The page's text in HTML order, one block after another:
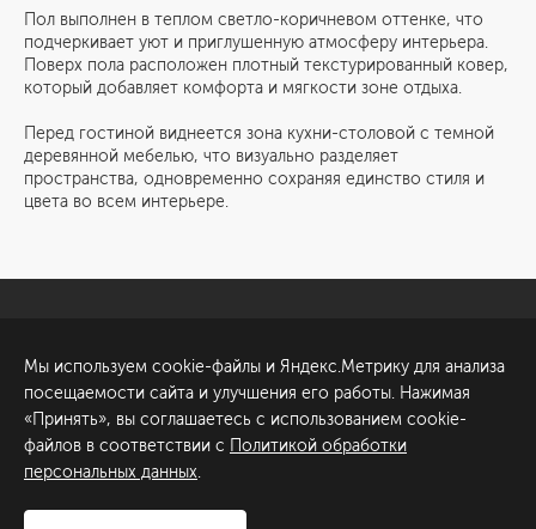
Пол выполнен в теплом светло-коричневом оттенке, что
подчеркивает уют и приглушенную атмосферу интерьера.
Поверх пола расположен плотный текстурированный ковер,
который добавляет комфорта и мягкости зоне отдыха.
Перед гостиной виднеется зона кухни-столовой с темной
деревянной мебелью, что визуально разделяет
пространства, одновременно сохраняя единство стиля и
цвета во всем интерьере.
Обсудить проект
ул. Академика Павлова, 6
к1
+7 (812) 200-95-55
Мы используем cookie-файлы и Яндекс.Метрику для анализа
посещаемости сайта и улучшения его работы. Нажимая
«Принять», вы соглашаетесь с использованием cookie-
файлов в соответствии с Политикой обработки
персональных данных.